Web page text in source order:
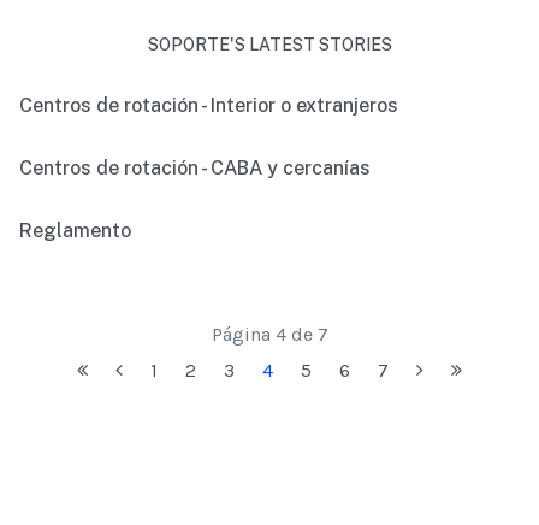
SOPORTE'S LATEST STORIES
Centros de rotación - Interior o extranjeros
Centros de rotación - CABA y cercanías
Reglamento
1 2 3 4 5 6 7
Página 4 de 7